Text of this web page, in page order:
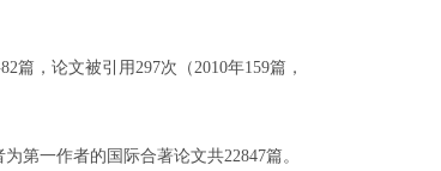
，论文被引用297次（2010年159篇，
一作者的国际合著论文共22847篇。